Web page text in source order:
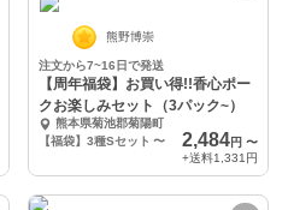
熊野博崇
注文から7~16日で発送
【周年福袋】お買い得!!香心ポー
クお楽しみセット（3パック~）
熊本県菊池郡菊陽町
【福袋】3種Sセット 〜 2,484円 〜
+送料1,331円